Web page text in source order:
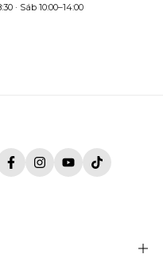
· Sáb 10:00–14:00
FacebookInstagramYouTubeTikTok